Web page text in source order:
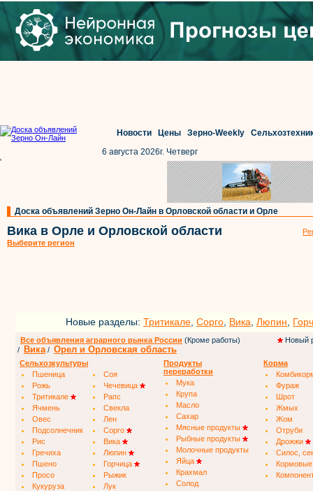
Новости Цены Зерно-Weekly
6 августа 2026г. Четверг
'
Доска объявлений Зерно Он-Лайн в Орловской области и Орле
Вика в Орле и Орловской области
Выберите регион
Новые разделы: Тритикале Сорго Вика Люпин
Все объявления аграрного рынка России (Кроме работы)
Новый
/
Вика / Орел и Орловская область
Сельхозкультуры
Пшеница
Соя
Рожь
Чечевица
Тритикале
Рапс
Ячмень
Свекла
Овес
Лен
Подсолнечник
Сорго
Рис
Вика
Гречиха
Люпин
Пшено
Горчица
Просо
Рыжик
Кукуруза
Лук
Продукты
переработки
Мука
Крупа
Масло
Сахар
Мясные продукты
Рыбные продукты
Молочные продукты
Яйца
Крахмал
Солод
Корма
Фураж
Шрот
Жмых
Жом
Отруби
Дрожжи
Силос,